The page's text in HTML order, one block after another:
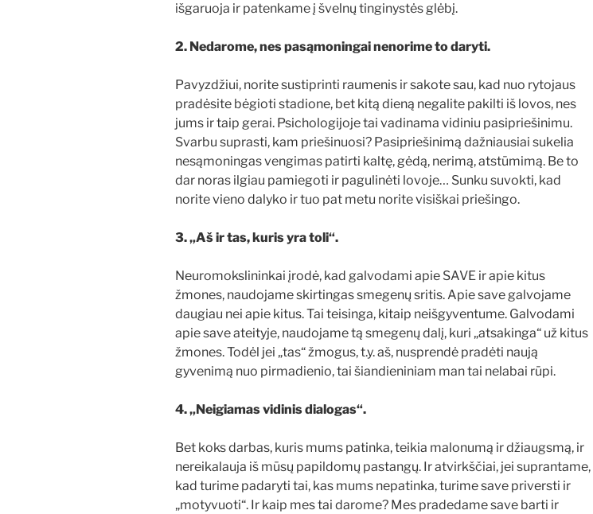
išgaruoja ir patenkame į švelnų tinginystės glėbį.
2. Nedarome, nes pasąmoningai nenorime to daryti.
Pavyzdžiui, norite sustiprinti raumenis ir sakote sau, kad nuo rytojaus
pradėsite bėgioti stadione, bet kitą dieną negalite pakilti iš lovos, nes
jums ir taip gerai. Psichologijoje tai vadinama vidiniu pasipriešinimu.
Svarbu suprasti, kam priešinuosi? Pasipriešinimą dažniausiai sukelia
nesąmoningas vengimas patirti kaltę, gėdą, nerimą, atstūmimą. Be to
dar noras ilgiau pamiegoti ir pagulinėti lovoje… Sunku suvokti, kad
norite vieno dalyko ir tuo pat metu norite visiškai priešingo.
3. „Aš ir tas, kuris yra toli“.
Neuromokslininkai įrodė, kad galvodami apie SAVE ir apie kitus
žmones, naudojame skirtingas smegenų sritis. Apie save galvojame
daugiau nei apie kitus. Tai teisinga, kitaip neišgyventume. Galvodami
apie save ateityje, naudojame tą smegenų dalį, kuri „atsakinga“ už kitus
žmones. Todėl jei „tas“ žmogus, t.y. aš, nusprendė pradėti naują
gyvenimą nuo pirmadienio, tai šiandieniniam man tai nelabai rūpi.
4. „Neigiamas vidinis dialogas“.
Bet koks darbas, kuris mums patinka, teikia malonumą ir džiaugsmą, ir
nereikalauja iš mūsų papildomų pastangų. Ir atvirkščiai, jei suprantame,
kad turime padaryti tai, kas mums nepatinka, turime save priversti ir
„motyvuoti“. Ir kaip mes tai darome? Mes pradedame save barti ir